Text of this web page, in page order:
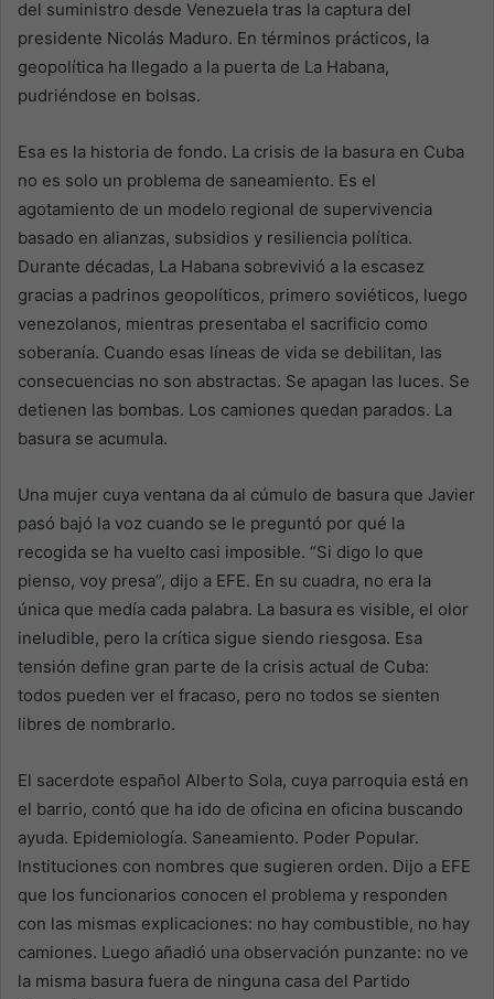
del suministro desde Venezuela tras la captura del
presidente Nicolás Maduro. En términos prácticos, la
geopolítica ha llegado a la puerta de La Habana,
pudriéndose en bolsas.
Esa es la historia de fondo. La crisis de la basura en Cuba
no es solo un problema de saneamiento. Es el
agotamiento de un modelo regional de supervivencia
basado en alianzas, subsidios y resiliencia política.
Durante décadas, La Habana sobrevivió a la escasez
gracias a padrinos geopolíticos, primero soviéticos, luego
venezolanos, mientras presentaba el sacrificio como
soberanía. Cuando esas líneas de vida se debilitan, las
consecuencias no son abstractas. Se apagan las luces. Se
detienen las bombas. Los camiones quedan parados. La
basura se acumula.
Una mujer cuya ventana da al cúmulo de basura que Javier
pasó bajó la voz cuando se le preguntó por qué la
recogida se ha vuelto casi imposible. “Si digo lo que
pienso, voy presa”, dijo a EFE. En su cuadra, no era la
única que medía cada palabra. La basura es visible, el olor
ineludible, pero la crítica sigue siendo riesgosa. Esa
tensión define gran parte de la crisis actual de Cuba:
todos pueden ver el fracaso, pero no todos se sienten
libres de nombrarlo.
El sacerdote español Alberto Sola, cuya parroquia está en
el barrio, contó que ha ido de oficina en oficina buscando
ayuda. Epidemiología. Saneamiento. Poder Popular.
Instituciones con nombres que sugieren orden. Dijo a EFE
que los funcionarios conocen el problema y responden
con las mismas explicaciones: no hay combustible, no hay
camiones. Luego añadió una observación punzante: no ve
la misma basura fuera de ninguna casa del Partido